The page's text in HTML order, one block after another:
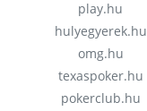
play.hu
hulyegyerek.hu
omg.hu
texaspoker.hu
pokerclub.hu